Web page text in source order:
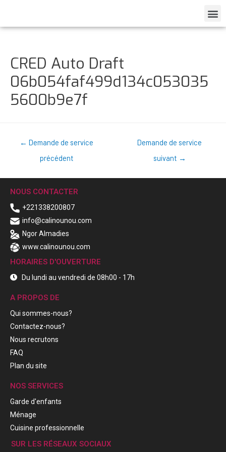
CRED Auto Draft
06b054faf499d134c053035
5600b9e7f
← Demande de service
précédent
Demande de service
suivant →
NOUS CONTACTER
+221338200807
info@calinounou.com
Ngor Almadies
www.calinounou.com
HORAIRES D'OUVERTURE
Du lundi au vendredi de 08h00 - 17h
A PROPOS DE
Qui sommes-nous?
Contactez-nous?
Nous recrutons
FAQ
Plan du site
NOS SERVICES
Garde d'enfants
Ménage
Cuisine professionnelle
SUR LES RÉSEAUX SOCIAUX